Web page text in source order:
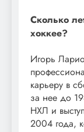
Сколько
хоккее?
Игорь
карьеру в
за нее до
НХЛ и
2004 года,